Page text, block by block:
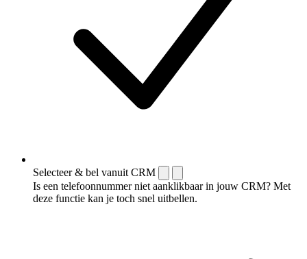
Selecteer & bel vanuit CRM
Is een telefoonnummer niet aanklikbaar in jouw CRM? Met
deze functie kan je toch snel uitbellen.